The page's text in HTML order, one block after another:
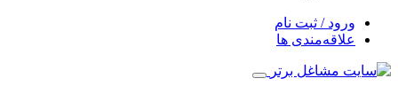
ورود / ثبت نام
علاقه‌مندی ها